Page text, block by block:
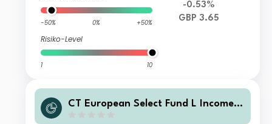
-50% 0% +50%
Risiko-Level
1 10
-0.53%
GBP 3.65
CT European Select Fund L Income